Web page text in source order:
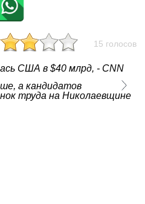
15 голосов
США в $40 млрд, - CNN
а кандидатов
труда на Николаевщине